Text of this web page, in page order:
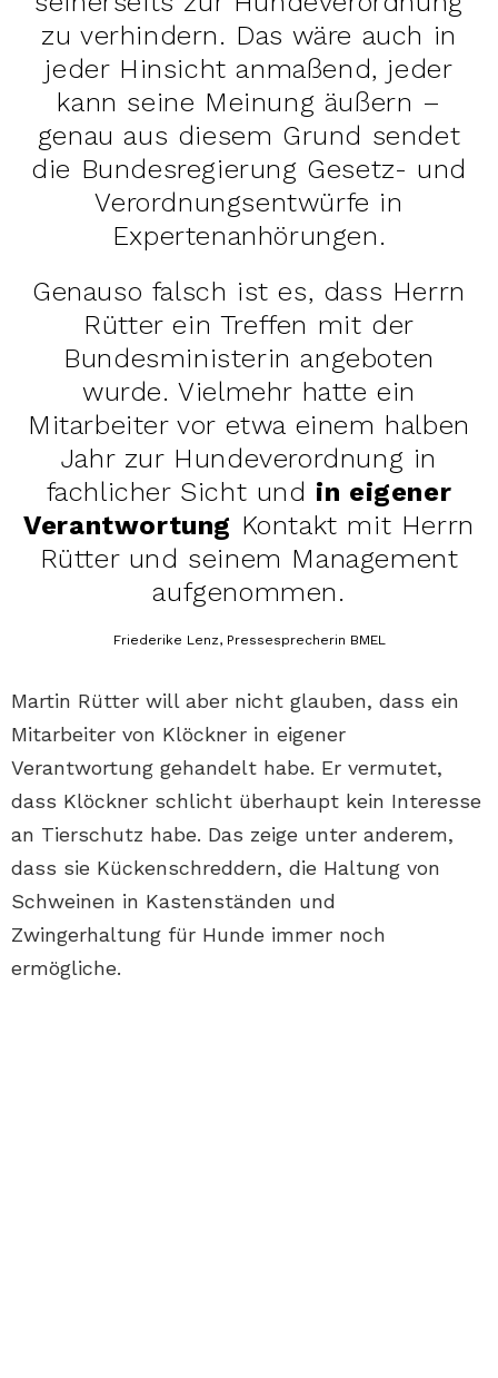
zu verhindern. Das wäre auch in
jeder Hinsicht anmaßend, jeder
kann seine Meinung äußern –
genau aus diesem Grund sendet
die Bundesregierung Gesetz- und
Verordnungsentwürfe in
Expertenanhörungen.
Genauso falsch ist es, dass Herrn
Rütter ein Treffen mit der
Bundesministerin angeboten
wurde. Vielmehr hatte ein
Mitarbeiter vor etwa einem halben
Jahr zur Hundeverordnung in
fachlicher Sicht und in eigener
Verantwortung Kontakt mit Herrn
Rütter und seinem Management
aufgenommen.
Friederike Lenz, Pressesprecherin BMEL
Martin Rütter will aber nicht glauben, dass ein
Mitarbeiter von Klöckner in eigener
Verantwortung gehandelt habe. Er vermutet,
dass Klöckner schlicht überhaupt kein Interesse
an Tierschutz habe. Das zeige unter anderem,
dass sie Kückenschreddern, die Haltung von
Schweinen in Kastenständen und
Zwingerhaltung für Hunde immer noch
ermögliche.